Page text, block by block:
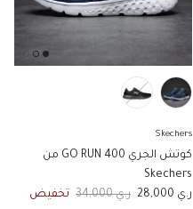
Skechers
كوتش الجري GO RUN 400 من
Skechers
السعر الان
ر.ي 28,000 السعر الاصلي
ر.ي 34,000 تخفيض